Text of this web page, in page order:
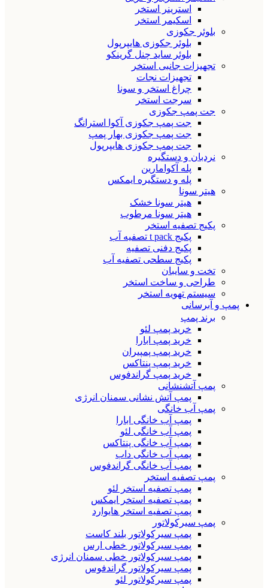
استرینر استخر
اسکیمر استخر
بلوئر جکوزی
بلوئر جکوزی هایپرپول
بلوئر ساید چنل گرینکو
تجهیزات جانبی استخر
تجهیزات نجات
چراغ استخر و سونا
سرجت استخر
جت پمپ جکوزی
جت پمپ جکوزی آکوا استرانگ
جت پمپ جکوزی بهار پمپ
جت پمپ جکوزی هایپرپول
نردبان و دستگیره
پله آکوامارین
پله و دستگیره ایمکس
هیتر سونا
هیتر سونا خشک
هیتر سونا مرطوب
پکیج تصفیه استخر
پکیج t pack تصفیه آب
پکیج دفنی تصفیه
پکیج سطحی تصفیه آب
تخت و سایبان
طراحی و ساخت استخر
سیستم تهویه استخر
پمپ و آبرسانی
برند پمپ
خرید پمپ لئو
خرید پمپ ابارا
خرید پمپ پمپیران
خرید پمپ پنتاکس
خرید پمپ گراندفوس
پمپ آتشنشانی
پمپ آتش نشانی سمنان انرژی
پمپ آب خانگی
پمپ آب خانگی ابارا
پمپ آب خانگی لئو
پمپ آب خانگی پنتاکس
پمپ آب خانگی داب
پمپ آب خانگی گراندفوس
پمپ تصفیه استخر
پمپ تصفیه استخر لئو
پمپ تصفیه استخر ایمکس
پمپ تصفیه استخر هایوارد
پمپ سیرکولاتور
پمپ سیرکولاتور بلند کاست
پمپ سیرکولاتور خطی ارس
پمپ سیرکولاتور خطی سمنان انرژی
پمپ سیرکولاتور گراندفوس
پمپ سیرکولاتور لئو